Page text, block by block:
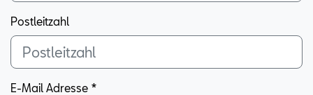
Postleitzahl
E-Mail Adresse *